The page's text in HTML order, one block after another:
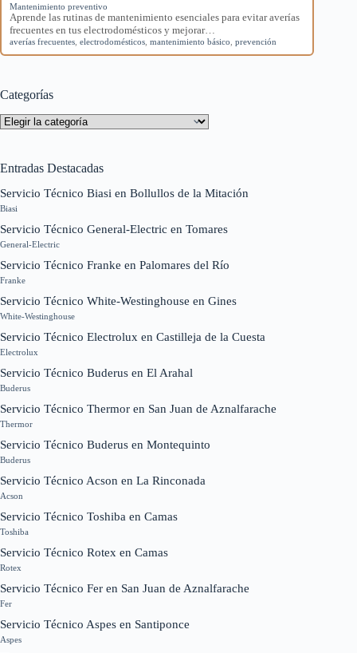
Mantenimiento preventivo
Aprende las rutinas de mantenimiento esenciales para evitar averías
frecuentes en tus electrodomésticos y mejorar…
averías frecuentes electrodomésticos mantenimiento básico prevención
Categorías
Categorías
Entradas Destacadas
Servicio Técnico Biasi en Bollullos de la Mitación
Biasi
Servicio Técnico General-Electric en Tomares
General-Electric
Servicio Técnico Franke en Palomares del Río
Franke
Servicio Técnico White-Westinghouse en Gines
White-Westinghouse
Servicio Técnico Electrolux en Castilleja de la Cuesta
Electrolux
Servicio Técnico Buderus en El Arahal
Buderus
Servicio Técnico Thermor en San Juan de Aznalfarache
Thermor
Servicio Técnico Buderus en Montequinto
Buderus
Servicio Técnico Acson en La Rinconada
Acson
Servicio Técnico Toshiba en Camas
Toshiba
Servicio Técnico Rotex en Camas
Rotex
Servicio Técnico Fer en San Juan de Aznalfarache
Fer
Servicio Técnico Aspes en Santiponce
Aspes